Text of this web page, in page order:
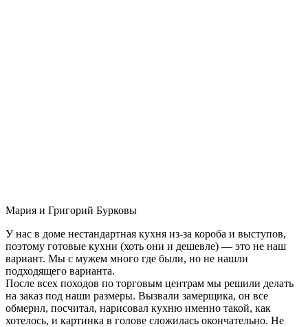
Мария и Григорий Бурковы
У нас в доме нестандартная кухня из-за короба и выступов,
поэтому готовые кухни (хоть они и дешевле) — это не наш
вариант. Мы с мужем много где были, но не нашли
подходящего варианта.
После всех походов по торговым центрам мы решили делать
на заказ под наши размеры. Вызвали замерщика, он все
обмерил, посчитал, нарисовал кухню именно такой, как
хотелось, и картинка в голове сложилась окончательно. Не